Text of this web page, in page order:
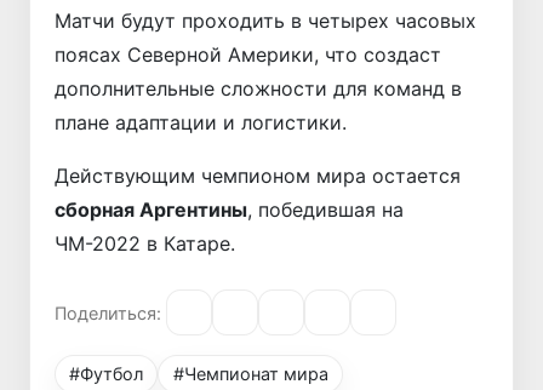
Матчи будут проходить в четырех часовых
поясах Северной Америки, что создаст
дополнительные сложности для команд в
плане адаптации и логистики.
Действующим чемпионом мира остается
сборная Аргентины, победившая на
ЧМ-2022 в Катаре.
Поделиться:
#Футбол #Чемпионат мира